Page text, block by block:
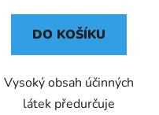
DO KOŠÍKU
Vysoký obsah účinných
látek předurčuje